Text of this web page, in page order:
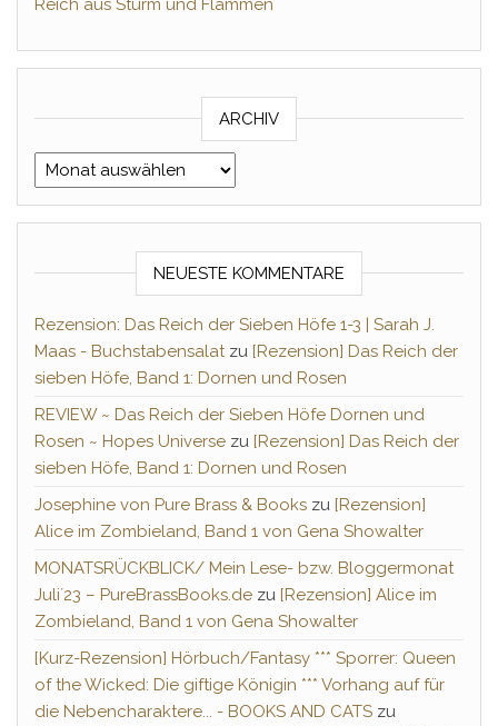
ARCHIV
Archiv
NEUESTE KOMMENTARE
Rezension: Das Reich der Sieben Höfe 1-3 | Sarah J.
Maas - Buchstabensalat zu [Rezension] Das Reich der
sieben Höfe, Band 1: Dornen und Rosen
REVIEW ~ Das Reich der Sieben Höfe Dornen und
Rosen ~ Hopes Universe zu [Rezension] Das Reich der
sieben Höfe, Band 1: Dornen und Rosen
Josephine von Pure Brass & Books zu [Rezension]
Alice im Zombieland, Band 1 von Gena Showalter
MONATSRÜCKBLICK/ Mein Lese- bzw. Bloggermonat
Juli´23 – PureBrassBooks.de zu [Rezension] Alice im
Zombieland, Band 1 von Gena Showalter
[Kurz-Rezension] Hörbuch/Fantasy *** Sporrer: Queen
of the Wicked: Die giftige Königin *** Vorhang auf für
die Nebencharaktere... - BOOKS AND CATS zu